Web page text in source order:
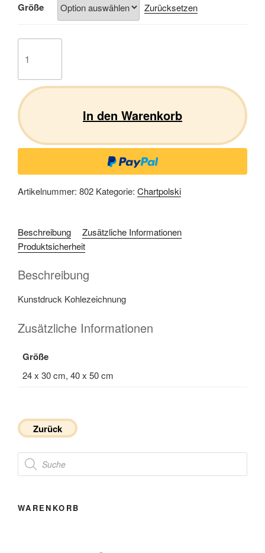
Größe Zurücksetzen
02
In den Warenkorb
Artikelnummer: 802 Kategorie: Chartpolski
Beschreibung
Zusätzliche Informationen
Produktsicherheit
Beschreibung
Kunstdruck Kohlezeichnung
Zusätzliche Informationen
Größe
24 x 30 cm, 40 x 50 cm
Zurück
Products
search
WARENKORB